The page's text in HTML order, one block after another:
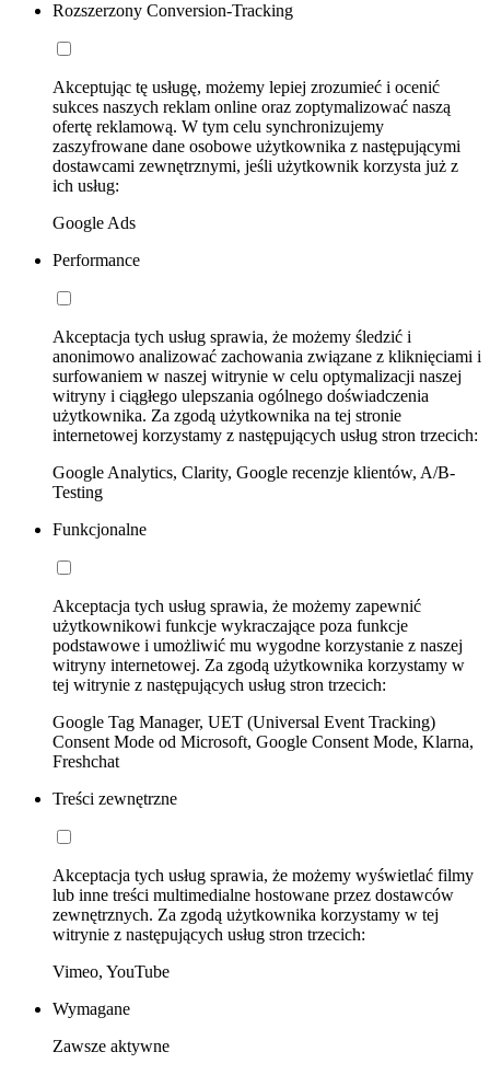
Rozszerzony Conversion-Tracking
Akceptując tę usługę, możemy lepiej zrozumieć i ocenić
sukces naszych reklam online oraz zoptymalizować naszą
ofertę reklamową. W tym celu synchronizujemy
zaszyfrowane dane osobowe użytkownika z następującymi
dostawcami zewnętrznymi, jeśli użytkownik korzysta już z
ich usług:
Google Ads
Performance
Akceptacja tych usług sprawia, że możemy śledzić i
anonimowo analizować zachowania związane z kliknięciami i
surfowaniem w naszej witrynie w celu optymalizacji naszej
witryny i ciągłego ulepszania ogólnego doświadczenia
użytkownika. Za zgodą użytkownika na tej stronie
internetowej korzystamy z następujących usług stron trzecich:
Google Analytics, Clarity, Google recenzje klientów, A/B-
Testing
Funkcjonalne
Akceptacja tych usług sprawia, że możemy zapewnić
użytkownikowi funkcje wykraczające poza funkcje
podstawowe i umożliwić mu wygodne korzystanie z naszej
witryny internetowej. Za zgodą użytkownika korzystamy w
tej witrynie z następujących usług stron trzecich:
Google Tag Manager, UET (Universal Event Tracking)
Consent Mode od Microsoft, Google Consent Mode, Klarna,
Freshchat
Treści zewnętrzne
Akceptacja tych usług sprawia, że możemy wyświetlać filmy
lub inne treści multimedialne hostowane przez dostawców
zewnętrznych. Za zgodą użytkownika korzystamy w tej
witrynie z następujących usług stron trzecich:
Vimeo, YouTube
Wymagane
Zawsze aktywne